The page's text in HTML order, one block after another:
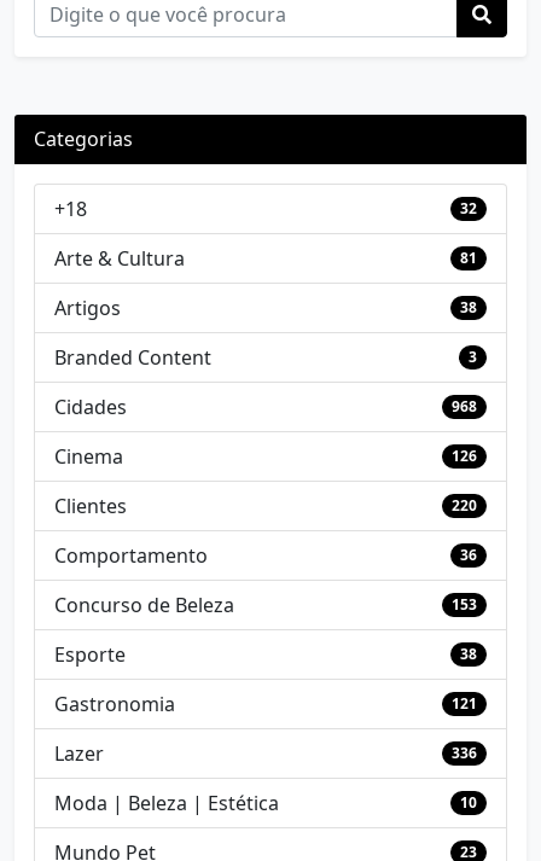
Categorias
+18 32
Arte & Cultura 81
Artigos 38
Branded Content 3
Cidades 968
Cinema 126
Clientes 220
Comportamento 36
Concurso de Beleza 153
Esporte 38
Gastronomia 121
Lazer 336
Moda | Beleza | Estética 10
Mundo Pet 23